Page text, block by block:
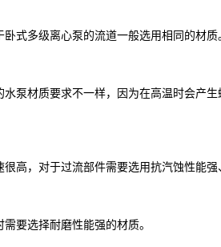
多级离心泵的流道一般选用相同的材质
材质要求不一样，因为在高温时会产生
，对于过流部件需要选用抗汽蚀性能强
要选择耐磨性能强的材质。